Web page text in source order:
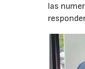
las